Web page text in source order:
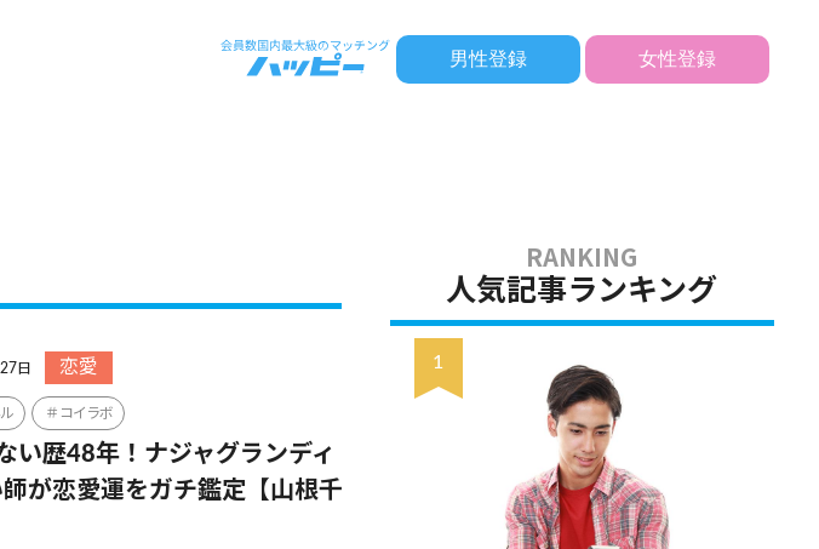
男性登録 女性登録
日 恋愛
コイラボ
い歴48年！ナジャグランディ
が恋愛運をガチ鑑定【山根千
人気記事ランキング